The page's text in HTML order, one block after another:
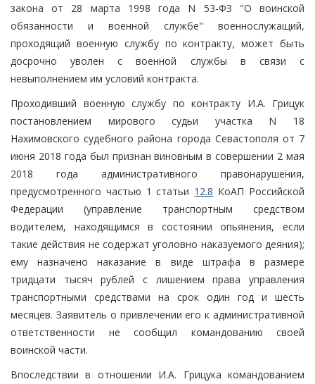
закона от 28 марта 1998 года N 53-ФЗ "О воинской
обязанности и военной службе" военнослужащий,
проходящий военную службу по контракту, может быть
досрочно уволен с военной службы в связи с
невыполнением им условий контракта.
Проходивший военную службу по контракту И.А. Грицук
постановлением мирового судьи участка N 18
Нахимовского судебного района города Севастополя от 7
июня 2018 года был признан виновным в совершении 2 мая
2018 года административного правонарушения,
предусмотренного частью 1 статьи 12.8 КоАП Российской
Федерации (управление транспортным средством
водителем, находящимся в состоянии опьянения, если
такие действия не содержат уголовно наказуемого деяния);
ему назначено наказание в виде штрафа в размере
тридцати тысяч рублей с лишением права управления
транспортными средствами на срок один год и шесть
месяцев. Заявитель о привлечении его к административной
ответственности не сообщил командованию своей
воинской части.
Впоследствии в отношении И.А. Грицука командованием